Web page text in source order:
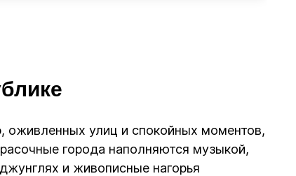
оживленных улиц и спокойных моментов,
города наполняются музыкой,
и живописные нагорья